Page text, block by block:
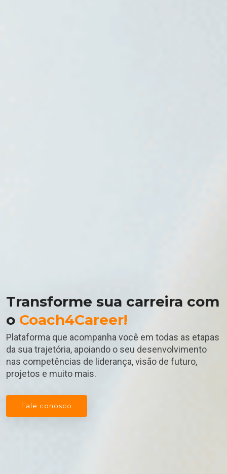
Transforme sua carreira com
o Coach4Career!
Plataforma que acompanha você em todas as etapas
da sua trajetória, apoiando o seu desenvolvimento
nas competências de liderança, visão de futuro,
projetos e muito mais.
Fale conosco